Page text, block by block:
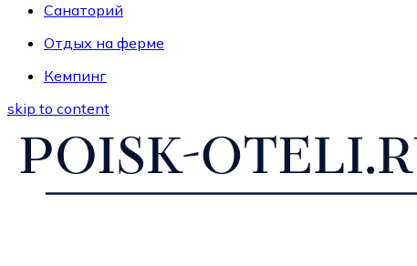
Санаторий
Отдых на ферме
Кемпинг
skip to content